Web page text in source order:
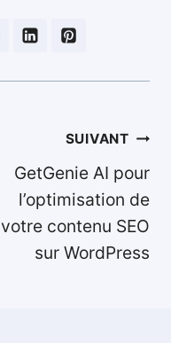
SUIVANT
GetGenie AI pour
l’optimisation de
votre contenu SEO
sur WordPress